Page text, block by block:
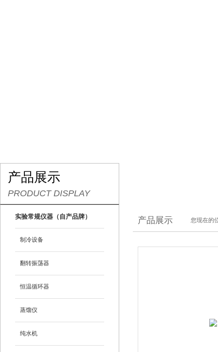
产品展示
PRODUCT DISPLAY
实验常规仪器（自产品牌）
制冷设备
翻转振荡器
恒温循环器
蒸馏仪
纯水机
产品展示 您现在的